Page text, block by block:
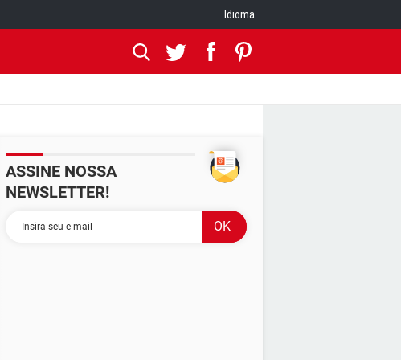
Idioma
ASSINE NOSSA
NEWSLETTER!